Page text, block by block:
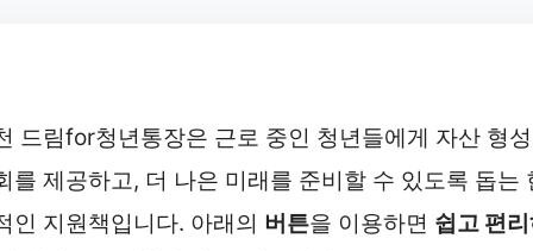
드림for청년통장은 근로 중인 청년들에게 자산 형
를 제공하고, 더 나은 미래를 준비할 수 있도록 돕는
인 지원책입니다. 아래의 버튼을 이용하면 쉽고 편